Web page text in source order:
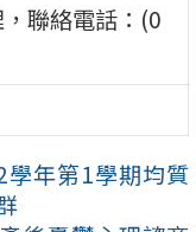
聯絡電話：(0
學年第1學期均質